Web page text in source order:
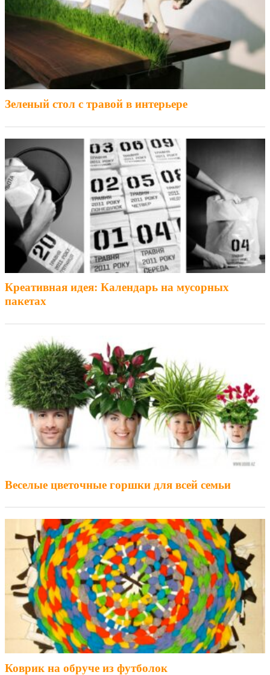
Зеленый стол с травой в интерьере
Креативная идея: Календарь на мусорных
пакетах
Веселые цветочные горшки для всей семьи
Коврик на обруче из футболок